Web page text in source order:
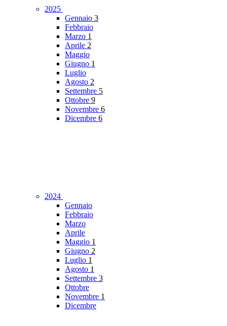
2025
Gennaio 3
Febbraio
Marzo 1
Aprile 2
Maggio
Giugno 1
Luglio
Agosto 2
Settembre 5
Ottobre 9
Novembre 6
Dicembre 6
2024
Gennaio
Febbraio
Marzo
Aprile
Maggio 1
Giugno 2
Luglio 1
Agosto 1
Settembre 3
Ottobre
Novembre 1
Dicembre